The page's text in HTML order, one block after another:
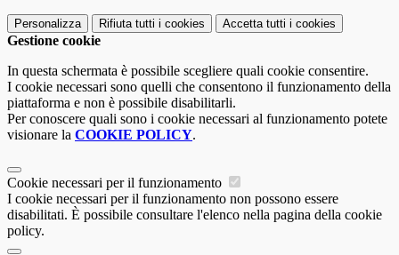
Personalizza Rifiuta tutti i cookies Accetta tutti i cookies
Gestione cookie
In questa schermata è possibile scegliere quali cookie consentire.
I cookie necessari sono quelli che consentono il funzionamento della
piattaforma e non è possibile disabilitarli.
Per conoscere quali sono i cookie necessari al funzionamento potete
visionare la COOKIE POLICY.
Cookie necessari per il funzionamento
I cookie necessari per il funzionamento non possono essere
disabilitati. È possibile consultare l'elenco nella pagina della cookie
policy.